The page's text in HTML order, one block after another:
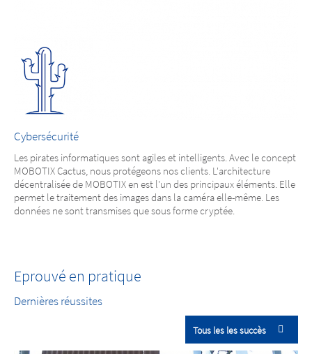
Cybersécurité
Les pirates informatiques sont agiles et intelligents. Avec le concept
MOBOTIX Cactus, nous protégeons nos clients. L'architecture
décentralisée de MOBOTIX en est l'un des principaux éléments. Elle
permet le traitement des images dans la caméra elle-même. Les
données ne sont transmises que sous forme cryptée.
Eprouvé en pratique
Dernières réussites
Tous les les succès